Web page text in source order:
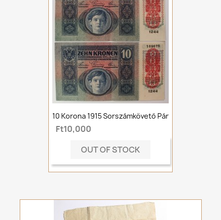
10 Korona 1915 Sorszámkövető Pár
Ft10,000
OUT OF STOCK